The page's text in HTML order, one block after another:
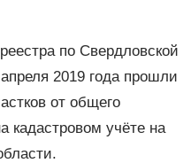
по Свердловской
2019 года прошли
от общего
кадастровом учёте на